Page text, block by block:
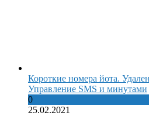
Короткие номера йота.
Управление SMS и минутами
0
25.02.2021